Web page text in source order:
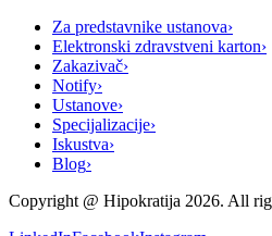
Za predstavnike ustanova›
Elektronski zdravstveni karton›
Zakazivač›
Notify›
Ustanove›
Specijalizacije›
Iskustva›
Blog›
Copyright @ Hipokratija 2026. All